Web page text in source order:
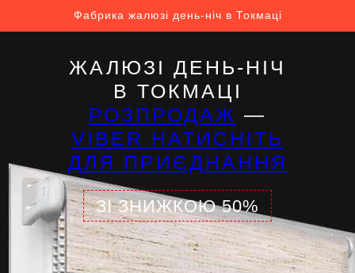
Фабрика жалюзі день-ніч в Токмаці
ЖАЛЮЗІ ДЕНЬ-НІЧ
В ТОКМАЦІ
РОЗПРОДАЖ —
VIBER НАТИСНІТЬ
ДЛЯ ПРИЄДНАННЯ
ЗІ ЗНИЖКОЮ 50%